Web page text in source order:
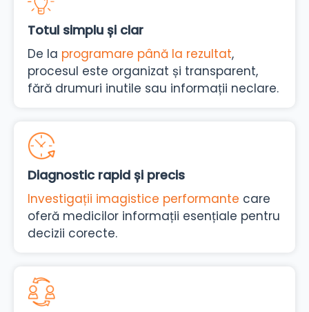
Totul simplu și clar
De la programare până la rezultat,
procesul este organizat și transparent,
fără drumuri inutile sau informații neclare.
Diagnostic rapid și precis
Investigații imagistice performante care
oferă medicilor informații esențiale pentru
decizii corecte.